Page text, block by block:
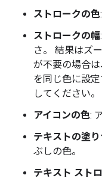
ストロークの色
ストロークの幅
さ。 結果はズ
が不要の場合
を同じ色に設
してください。
アイコンの色:
テキストの塗
ぶしの色。
テキスト スト